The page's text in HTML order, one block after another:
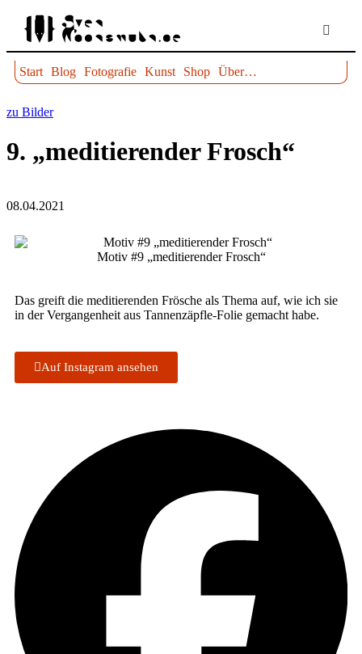
Start Blog Fotografie Kunst Shop Über…
zu Bilder
9. „meditierender Frosch“
08.04.2021
Motiv #9 „medi­tie­ren­der Frosch“
Das greift die medi­tie­ren­den Frö­sche als The­ma auf, wie ich sie
in der Ver­gan­gen­heit aus Tannenzäpfle-Folie gemacht habe.
Auf Insta­gram ansehen